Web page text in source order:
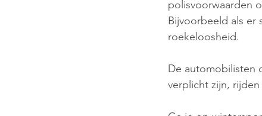
polisvoorwaarden
Bijvoorbeeld als er
roekeloosheid.
De automobilisten
verplicht zijn,